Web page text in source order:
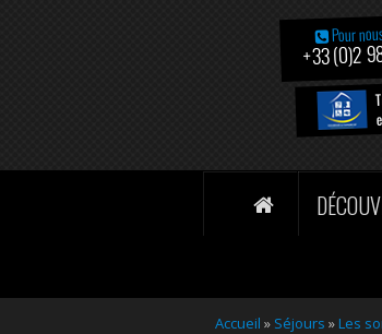
Pour
+33 (0)2
Accueil » Séjours »Les